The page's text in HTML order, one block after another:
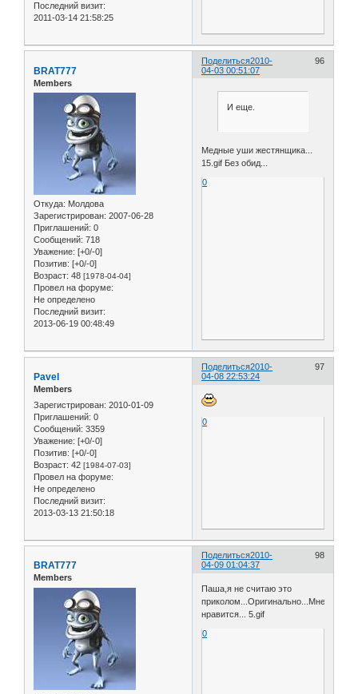
Последний визит:
2011-03-14 21:58:25
Поделиться 96
2010-
04-03 00:51:07
BRAT777
Members
Откуда: Молдова
Зарегистрирован: 2007-06-28
Приглашений: 0
Сообщений: 718
Уважение: [+0/-0]
Позитив: [+0/-0]
Возраст: 48 [1978-04-04]
Провел на форуме:
Не определено
Последний визит:
2013-06-19 00:48:49
И еще.
Медные уши жестянщика...
15.gif Без обид...
0
Поделиться 97
2010-
04-08 22:53:24
Pavel
Members
Зарегистрирован: 2010-01-09
Приглашений: 0
Сообщений: 3359
Уважение: [+0/-0]
Позитив: [+0/-0]
Возраст: 42 [1984-07-03]
Провел на форуме:
Не определено
Последний визит:
2013-03-13 21:50:18
0
Поделиться 98
2010-
04-09 01:04:37
BRAT777
Members
Паша,я не считаю это
приколом...Оригинально...Мне
нравится... 5.gif
0